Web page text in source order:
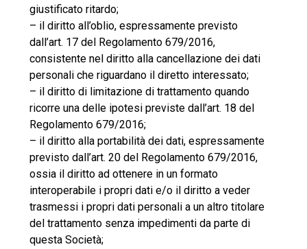
giustificato ritardo;
– il diritto all’oblio, espressamente previsto
dall’art. 17 del Regolamento 679/2016,
consistente nel diritto alla cancellazione dei dati
personali che riguardano il diretto interessato;
– il diritto di limitazione di trattamento quando
ricorre una delle ipotesi previste dall’art. 18 del
Regolamento 679/2016;
– il diritto alla portabilità dei dati, espressamente
previsto dall’art. 20 del Regolamento 679/2016,
ossia il diritto ad ottenere in un formato
interoperabile i propri dati e/o il diritto a veder
trasmessi i propri dati personali a un altro titolare
del trattamento senza impedimenti da parte di
questa Società;